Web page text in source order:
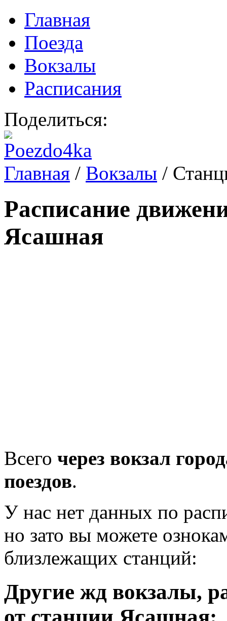
Главная
Поезда
Вокзалы
Расписания
Поделиться:
Главная / Вокзалы /
Расписание
Ясашная
Всего через вокзал
поездов.
У нас нет данных по
но зато вы можете
близлежащих станций:
Другие жд вокзалы,